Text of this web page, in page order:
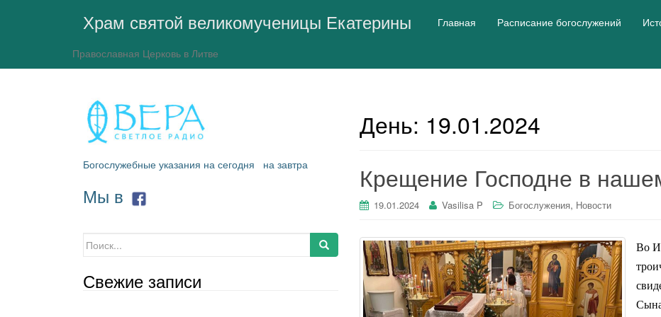
Храм святой великомученицы Екатерины
Православная Церковь в Литве
Главная Расписание богослужений
День: 19.01.2024
Крещение Господне в
19.01.2024 Vasilisa P Богослужения, Новости
Во
Богослужебные указания на сегодня на завтра
Мы в
Искать:
Свежие записи